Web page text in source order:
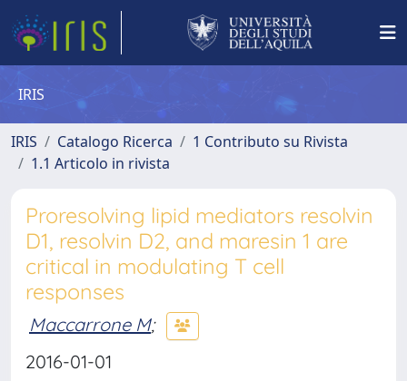
IRIS
IRIS Catalogo Ricerca
1 Contributo su Rivista
1.1 Articolo in rivista
Proresolving lipid mediators resolvin
D1, resolvin D2, and maresin 1 are
critical in modulating T cell
responses
Maccarrone M;
2016-01-01